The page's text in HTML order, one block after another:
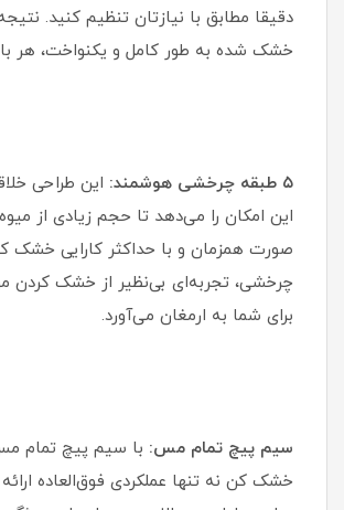
دقیقا مطابق با نیازتان تنظیم کنید.
خشک شده به طور کامل و یکنواخت، هر
۵ طبقه چرخشی هوشمند:
این طراحی
این امکان را می‌دهد تا حجم زیادی از
صورت همزمان و با حداکثر کارایی خشک
چرخشی، تجربه‌ای بی‌نظیر از خشک کردن
برای شما به ارمغان می‌آورد.
سیم پیچ تمام مس: با سیم پیچ تمام
خشک کن نه تنها عملکردی فوق‌العاده